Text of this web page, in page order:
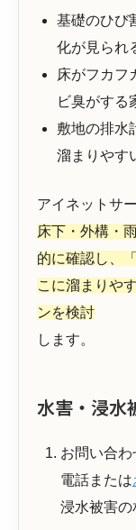
基礎のひび
化が見られ
床がフカフ
ビ臭がする
敷地の排水
溜まりやす
アイネットサ
床下・外構・
的に確認し、
こに溜まりや
ンを検討
します。
水害・浸水
お問い合
電話または
浸水被害の